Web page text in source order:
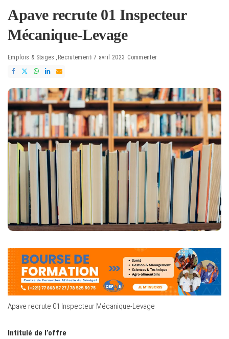
Apave recrute 01 Inspecteur
Mécanique-Levage
Emplois & Stages Recrutement 7 avril 2023 Commenter
Apave recrute 01 Inspecteur Mécanique-Levage
Intitulé de l’offre